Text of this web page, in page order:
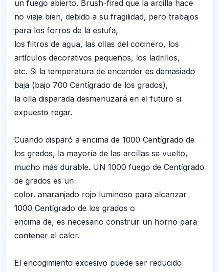
un fuego abierto. Brush-fired que la arcilla hace
no viaje bien, debido a su fragilidad, pero trabajos
para los forros de la estufa,
los filtros de agua, las ollas del cocinero, los
artículos decorativos pequeños, los ladrillos,
etc. Si la temperatura de encender es demasiado
baja (bajo 700 Centígrado de los grados),
la olla disparada desmenuzará en el futuro si
expuesto regar.
Cuando disparó a encima de 1000 Centígrado de
los grados, la mayoría de las arcillas se vuelto,
mucho más durable. UN 1000 fuego de Centígrado
de grados es un
color. anaranjado rojo luminoso para alcanzar
1000 Centígrado de los grados o
encima de, es necesario construir un horno para
contener el calor.
El encogimiento excesivo puede ser reducido